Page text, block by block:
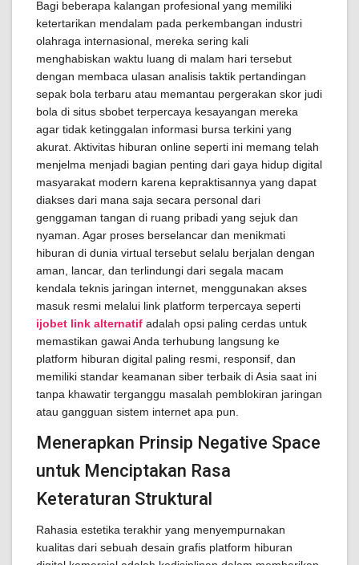
Bagi beberapa kalangan profesional yang memiliki
ketertarikan mendalam pada perkembangan industri
olahraga internasional, mereka sering kali
menghabiskan waktu luang di malam hari tersebut
dengan membaca ulasan analisis taktik pertandingan
sepak bola terbaru atau memantau pergerakan skor judi
bola di situs sbobet terpercaya kesayangan mereka
agar tidak ketinggalan informasi bursa terkini yang
akurat. Aktivitas hiburan online seperti ini memang telah
menjelma menjadi bagian penting dari gaya hidup digital
masyarakat modern karena kepraktisannya yang dapat
diakses dari mana saja secara personal dari
genggaman tangan di ruang pribadi yang sejuk dan
nyaman. Agar proses berselancar dan menikmati
hiburan di dunia virtual tersebut selalu berjalan dengan
aman, lancar, dan terlindungi dari segala macam
kendala teknis jaringan internet, menggunakan akses
masuk resmi melalui link platform terpercaya seperti
ijobet link alternatif adalah opsi paling cerdas untuk
memastikan gawai Anda terhubung langsung ke
platform hiburan digital paling resmi, responsif, dan
memiliki standar keamanan siber terbaik di Asia saat ini
tanpa khawatir terganggu masalah pemblokiran jaringan
atau gangguan sistem internet apa pun.
Menerapkan Prinsip Negative Space
untuk Menciptakan Rasa
Keteraturan Struktural
Rahasia estetika terakhir yang menyempurnakan
kualitas dari sebuah desain grafis platform hiburan